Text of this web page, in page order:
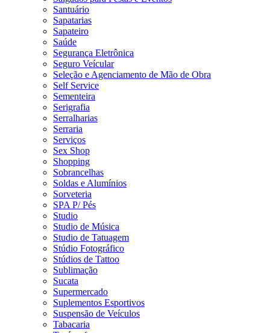
Santuário
Sapatarias
Sapateiro
Saúde
Segurança Eletrônica
Seguro Veícular
Seleção e Agenciamento de Mão de Obra
Self Service
Sementeira
Serigrafia
Serralharias
Serraria
Serviços
Sex Shop
Shopping
Sobrancelhas
Soldas e Alumínios
Sorveteria
SPA P/ Pés
Studio
Studio de Música
Studio de Tatuagem
Stúdio Fotográfico
Stúdios de Tattoo
Sublimação
Sucata
Supermercado
Suplementos Esportivos
Suspensão de Veículos
Tabacaria